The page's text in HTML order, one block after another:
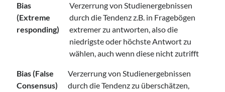
Bias
(Extreme
responding)
Verzerrung von Studienergebnissen
durch die Tendenz z.B. in Fragebögen
extremer zu antworten, also die
niedrigste oder höchste Antwort zu
wählen, auch wenn diese nicht zutrifft
Bias (False
Consensus)
Verzerrung von Studienergebnissen
durch die Tendenz zu überschätzen,